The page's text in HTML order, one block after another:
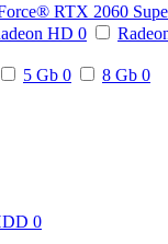
RTX 2060
HD 0
5 Gb 0 8 Gb 0
0